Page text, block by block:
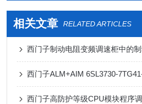
相关文章 RELATED ARTICLES
西门子制动电阻变频调速柜中的
西门子ALM+AIM 6SL3730-
西门子高防护等级CPU模块程序